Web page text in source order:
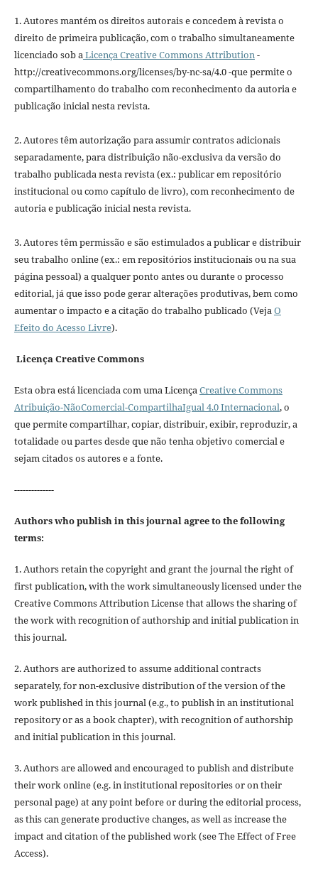
1. Autores mantém os direitos autorais e concedem à revista o
direito de primeira publicação, com o trabalho simultaneamente
licenciado sob aLicença Creative Commons Attribution-
http://creativecommons.org/licenses/by-nc-sa/4.0 -que permite o
compartilhamento do trabalho com reconhecimento da autoria e
publicação inicial nesta revista.
2. Autores têm autorização para assumir contratos adicionais
separadamente, para distribuição não-exclusiva da versão do
trabalho publicada nesta revista (ex.: publicar em repositório
institucional ou como capítulo de livro), com reconhecimento de
autoria e publicação inicial nesta revista.
3. Autores têm permissão e são estimulados a publicar e distribuir
seu trabalho online (ex.: em repositórios institucionais ou na sua
página pessoal) a qualquer ponto antes ou durante o processo
editorial, já que isso pode gerar alterações produtivas, bem como
aumentar o impacto e a citação do trabalho publicado (VejaO
Efeito do Acesso Livre).
Licença Creative Commons
Esta obra está licenciada com uma LicençaCreative Commons
Atribuição-NãoComercial-CompartilhaIgual 4.0 Internacional, o
que permite compartilhar, copiar, distribuir, exibir, reproduzir, a
totalidade ou partes desde que não tenha objetivo comercial e
sejam citados os autores e a fonte.
--------------
Authors who publish in this journal agree to the following
terms:
1. Authors retain the copyright and grant the journal the right of
first publication, with the work simultaneously licensed under the
Creative Commons Attribution License that allows the sharing of
the work with recognition of authorship and initial publication in
this journal.
2. Authors are authorized to assume additional contracts
separately, for non-exclusive distribution of the version of the
work published in this journal (e.g., to publish in an institutional
repository or as a book chapter), with recognition of authorship
and initial publication in this journal.
3. Authors are allowed and encouraged to publish and distribute
their work online (e.g. in institutional repositories or on their
personal page) at any point before or during the editorial process,
as this can generate productive changes, as well as increase the
impact and citation of the published work (see The Effect of Free
Access).